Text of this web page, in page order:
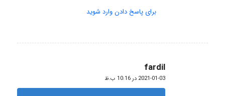
برای پاسخ دادن وارد شوید
fardil
گفته:
2021-01-03 در 10:16 ب.ظ